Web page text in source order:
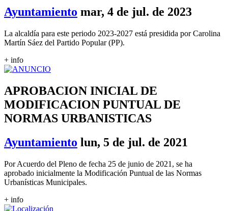
Ayuntamiento mar, 4 de jul. de 2023
La alcaldía para este periodo 2023-2027 está presidida por Carolina
Martín Sáez del Partido Popular (PP).
+ info
APROBACION INICIAL DE
MODIFICACION PUNTUAL DE
NORMAS URBANISTICAS
Ayuntamiento lun, 5 de jul. de 2021
Por Acuerdo del Pleno de fecha 25 de junio de 2021, se ha
aprobado inicialmente la Modificación Puntual de las Normas
Urbanísticas Municipales.
+ info